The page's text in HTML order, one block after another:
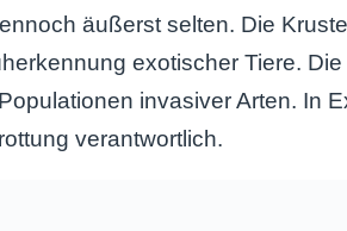
äußerst selten. Die
exotischer Tiere.
invasiver Arten. In
verantwortlich.